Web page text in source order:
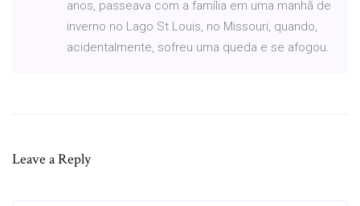
anos, passeava com a família em uma manhã de
inverno no Lago St Louis, no Missouri, quando,
acidentalmente, sofreu uma queda e se afogou.
Leave a Reply